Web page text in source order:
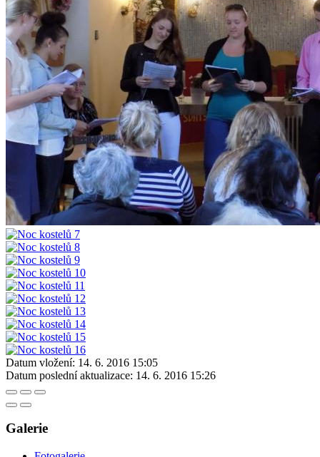
Datum vložení: 14. 6. 2016 15:05
Datum poslední aktualizace: 14. 6. 2016 15:26
Galerie